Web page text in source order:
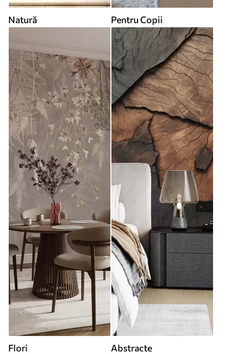
Natură Pentru Copii
Flori Abstracte